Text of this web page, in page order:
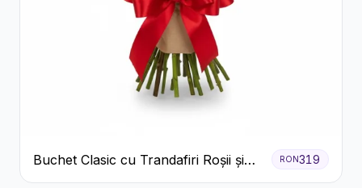
Buchet Clasic cu Trandafiri Roșii și
Gypsophila
RON319